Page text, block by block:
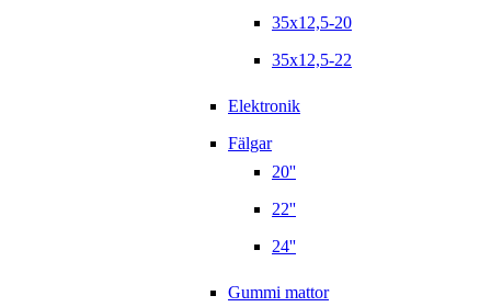
35x12,5-20
35x12,5-22
Elektronik
Fälgar
20''
22''
24''
Gummi mattor